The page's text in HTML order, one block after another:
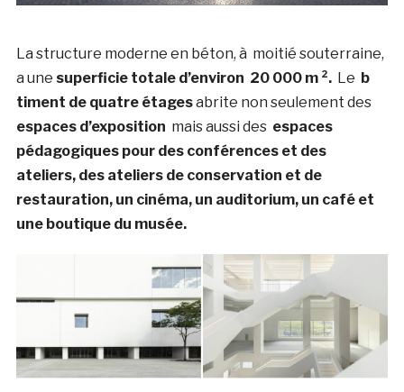
La structure moderne en béton, à moitié souterraine,
a une superficie totale d’environ 20 000 m ².Le b
timent de quatre étagesabrite non seulement des
espaces d’exposition mais aussi des espaces
pédagogiques pour des conférences et des
ateliers, des ateliers de conservation et de
restauration, un cinéma, un auditorium, un café et
une boutique du musée.